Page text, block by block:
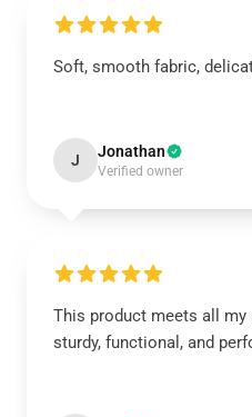
Soft, smooth fabric,
J Jonathan
Verified owner
This product meets all my
sturdy, functional, and